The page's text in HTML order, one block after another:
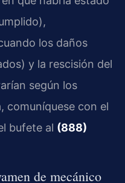
los daños
y la rescisión del
según los
comuníquese con el
bufete al (888)
de mecánico